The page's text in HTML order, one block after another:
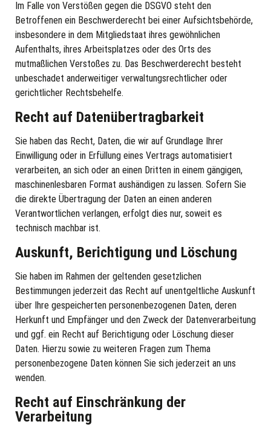
Im Falle von Verstößen gegen die DSGVO steht den
Betroffenen ein Beschwerderecht bei einer Aufsichtsbehörde,
insbesondere in dem Mitgliedstaat ihres gewöhnlichen
Aufenthalts, ihres Arbeitsplatzes oder des Orts des
mutmaßlichen Verstoßes zu. Das Beschwerderecht besteht
unbeschadet anderweitiger verwaltungsrechtlicher oder
gerichtlicher Rechtsbehelfe.
Recht auf Daten­übertrag­barkeit
Sie haben das Recht, Daten, die wir auf Grundlage Ihrer
Einwilligung oder in Erfüllung eines Vertrags automatisiert
verarbeiten, an sich oder an einen Dritten in einem gängigen,
maschinenlesbaren Format aushändigen zu lassen. Sofern Sie
die direkte Übertragung der Daten an einen anderen
Verantwortlichen verlangen, erfolgt dies nur, soweit es
technisch machbar ist.
Auskunft, Berichtigung und Löschung
Sie haben im Rahmen der geltenden gesetzlichen
Bestimmungen jederzeit das Recht auf unentgeltliche Auskunft
über Ihre gespeicherten personenbezogenen Daten, deren
Herkunft und Empfänger und den Zweck der Datenverarbeitung
und ggf. ein Recht auf Berichtigung oder Löschung dieser
Daten. Hierzu sowie zu weiteren Fragen zum Thema
personenbezogene Daten können Sie sich jederzeit an uns
wenden.
Recht auf Einschränkung der
Verarbeitung